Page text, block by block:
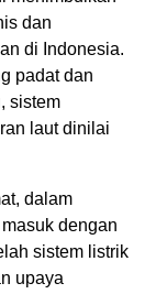
dan
di Indonesia.
padat dan
sistem
laut dinilai
dalam
dengan
sistem listrik
upaya